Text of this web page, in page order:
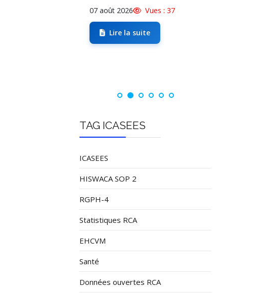
07 août 2026 Vues : 37
Lire la suite
TAG ICASEES
ICASEES
HISWACA SOP 2
RGPH-4
Statistiques RCA
EHCVM
Santé
Données ouvertes RCA